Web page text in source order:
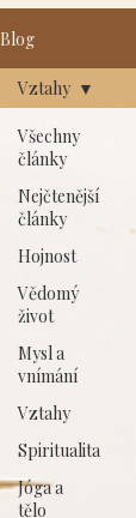
Blog
Všechny
články
Nejčtenější
články
Hojnost
Vědomý
život
Mysl a
vnímání
Vztahy
Spiritualita
Jóga a
tělo
Vztahy